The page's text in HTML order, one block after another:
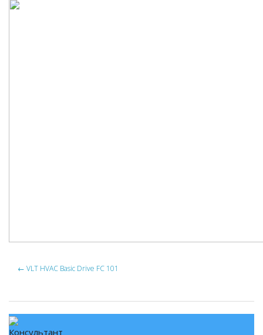
← VLT HVAC Basic Drive FC 101
Консультант